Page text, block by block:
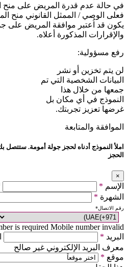
في حالة عدم قدرة المريض على منح
فعلى الوصي / الممثل القانوني منح
يكون قد اُعتبر موافقة المريض على
والإقرارات المذكورة أعلاه.
رفع مسؤولية:
لن يتم تخزين أو نشر
البيانات الشخصية التي تم
جمعها من خلال هذا
النموذج في أي مكان بل
غرضها تعزيز تجربتك.
الموافقة والمتابعة
املأ النموذج أدناه لحجز جولة أمومة. ستتصل
الحجز
×
الإسم *
الشهرة *
رقم الاتصال*
is required Mobile number invalid
البريد *
معرف البريد الإلكتروني غير صالح
موقع *